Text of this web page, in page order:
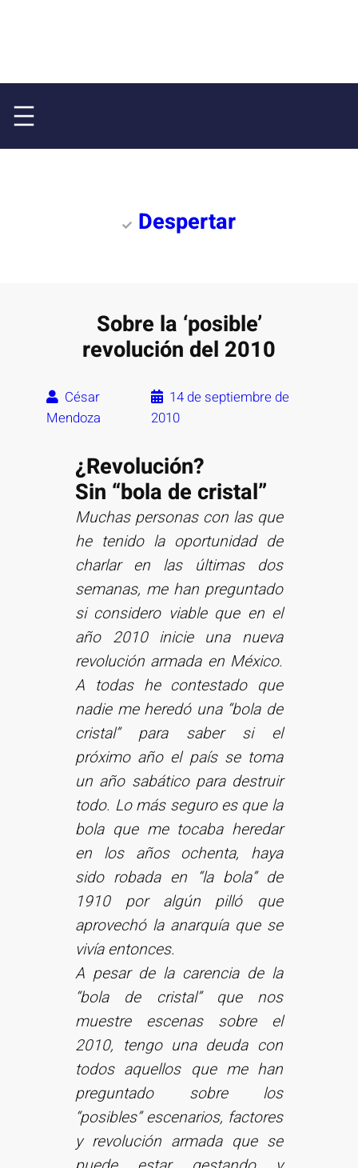
Despertar
Sobre la ‘posible’
revolución del 2010
César
Mendoza
14 de septiembre de
2010
¿Revolución?
Sin “bola de cristal”
Muchas personas con las que
he tenido la oportunidad de
charlar en las últimas dos
semanas, me han preguntado
si considero viable que en el
año 2010 inicie una nueva
revolución armada en México.
A todas he contestado que
nadie me heredó una “bola de
cristal” para saber si el
próximo año el país se toma
un año sabático para destruir
todo. Lo más seguro es que la
bola que me tocaba heredar
en los años ochenta, haya
sido robada en “la bola” de
1910 por algún pilló que
aprovechó la anarquía que se
vivía entonces.
A pesar de la carencia de la
“bola de cristal” que nos
muestre escenas sobre el
2010, tengo una deuda con
todos aquellos que me han
preguntado sobre los
“posibles” escenarios, factores
y revolución armada que se